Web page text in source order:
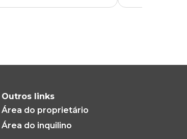
Outros links
Área do proprietário
Área do inquilino